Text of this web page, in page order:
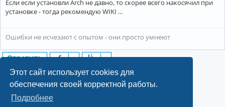
Этот сайт использует cookies для
обеспечения своей корректной работы.
Подробнее
Если если установли Arch не давно, то скорее всего накосячил при
установке - тогда рекомендую WIKI ...
Ошибки не исчезают с опытом - они просто умнеют
Ответить
2 сообщения • Страница